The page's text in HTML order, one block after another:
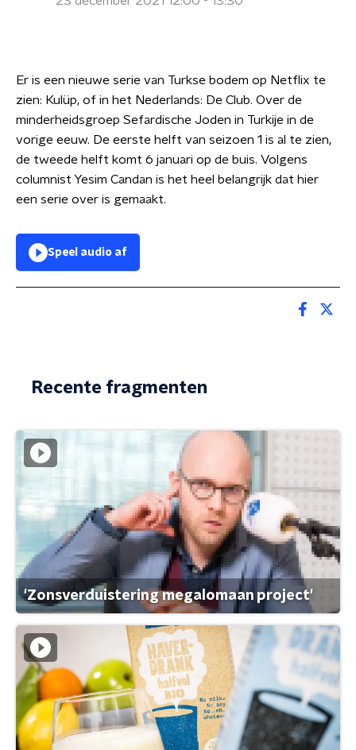
Er is een nieuwe serie van Turkse bodem op Netflix te
zien: Kulüp, of in het Nederlands: De Club. Over de
minderheidsgroep Sefardische Joden in Turkije in de
vorige eeuw. De eerste helft van seizoen 1 is al te zien,
de tweede helft komt 6 januari op de buis. Volgens
columnist Yesim Candan is het heel belangrijk dat hier
een serie over is gemaakt.
Speel audio af
Recente fragmenten
'Zonsverduistering megalomaan project'